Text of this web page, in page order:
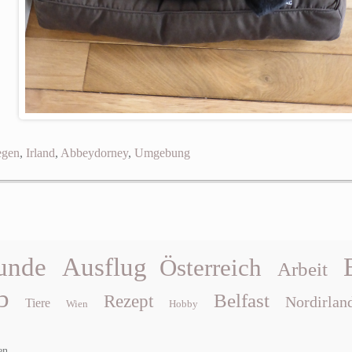
, Irland, Abbeydorney, Umgebung
Ausflug Österreich Arbeit
Tiere Wien Rezept Hobby Belfast